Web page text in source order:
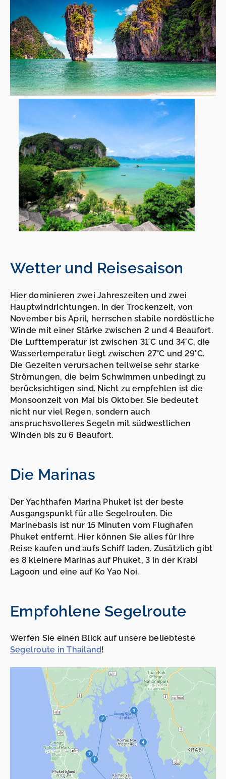
Wetter und Reisesaison
Hier dominieren zwei Jahreszeiten und zwei
Hauptwindrichtungen. In der Trockenzeit, von
November bis April, herrschen stabile nordöstliche
Winde mit einer Stärke zwischen 2 und 4 Beaufort.
Die Lufttemperatur ist zwischen 31°C und 34°C, die
Wassertemperatur liegt zwischen 27°C und 29°C.
Die Gezeiten verursachen teilweise sehr starke
Strömungen, die beim Schwimmen unbedingt zu
berücksichtigen sind. Nicht zu empfehlen ist die
Monsoonzeit von Mai bis Oktober. Sie bedeutet
nicht nur viel Regen, sondern auch
anspruchsvolleres Segeln mit südwestlichen
Winden bis zu 6 Beaufort.
Die Marinas
Der Yachthafen Marina Phuket ist der beste
Ausgangspunkt für alle Segelrouten. Die
Marinebasis ist nur 15 Minuten vom Flughafen
Phuket entfernt. Hier können Sie alles für Ihre
Reise kaufen und aufs Schiff laden. Zusätzlich gibt
es 8 kleinere Marinas auf Phuket, 3 in der Krabi
Lagoon und eine auf Ko Yao Noi.
Empfohlene Segelroute
Werfen Sie einen Blick auf unsere beliebteste
Segelroute in Thailand!